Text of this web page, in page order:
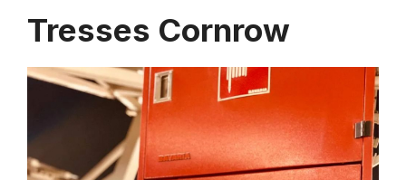
Tresses Cornrow